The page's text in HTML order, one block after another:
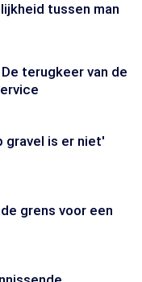
tussen man
terugkeer van de
gravel is er niet'
grens voor een